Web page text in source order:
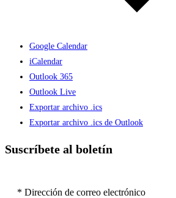
Google Calendar
iCalendar
Outlook 365
Outlook Live
Exportar archivo .ics
Exportar archivo .ics de Outlook
Suscríbete al boletín
* Dirección de correo electrónico